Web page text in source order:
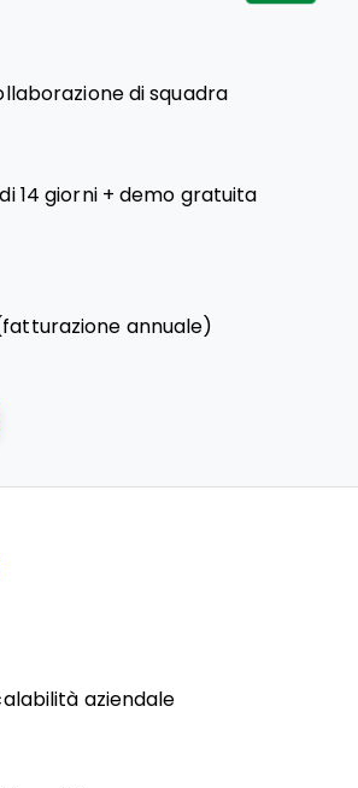
di squadra
14 giorni + demo gratuita
annuale)
aziendale